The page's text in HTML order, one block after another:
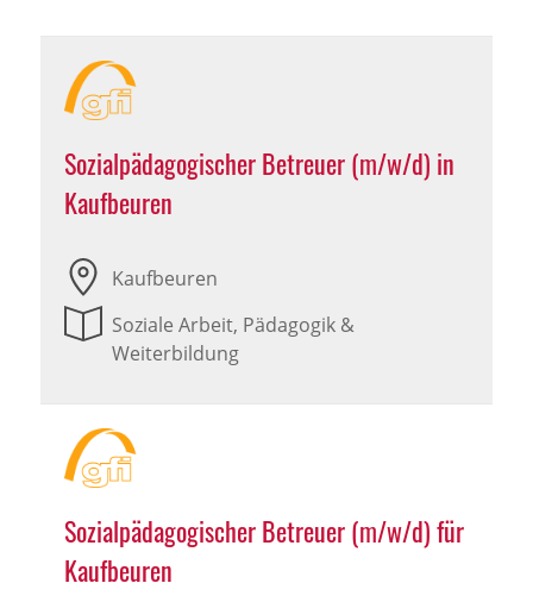
Sozialpädagogischer Betreuer (m/w/d) in
Kaufbeuren
Kaufbeuren
Soziale Arbeit, Pädagogik &
Weiterbildung
Sozialpädagogischer Betreuer (m/w/d) für
Kaufbeuren